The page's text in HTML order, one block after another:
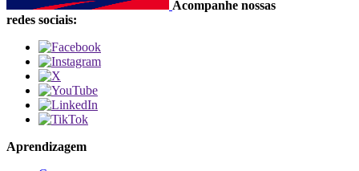
Acompanhe nossas
redes sociais:
Aprendizagem